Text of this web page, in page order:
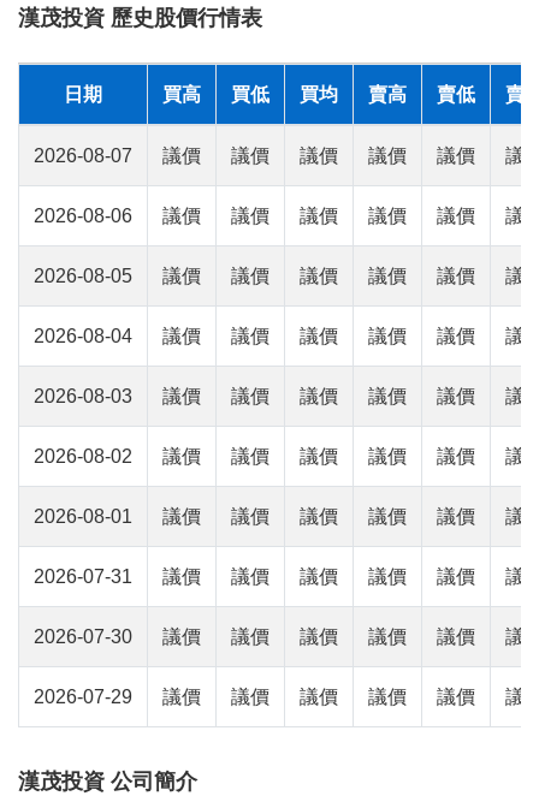
漢茂投資 歷史股價行情表
日期 買高 買低 買均 賣高 賣低 賣
2026-08-07 議價 議價 議價 議價 議價 議
2026-08-06 議價 議價 議價 議價 議價 議
2026-08-05 議價 議價 議價 議價 議價 議
2026-08-04 議價 議價 議價 議價 議價 議
2026-08-03 議價 議價 議價 議價 議價 議
2026-08-02 議價 議價 議價 議價 議價 議
2026-08-01 議價 議價 議價 議價 議價 議
2026-07-31 議價 議價 議價 議價 議價 議
2026-07-30 議價 議價 議價 議價 議價 議
2026-07-29 議價 議價 議價 議價 議價 議
漢茂投資 公司簡介